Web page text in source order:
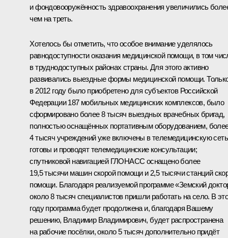
и фондовооружённость здравоохранения увеличились
чем на треть.
Хотелось бы отметить, что особое внимание уделялось
равнодоступности оказания медицинской помощи, в том
в труднодоступных районах страны. Для этого активно
развивались выездные формы медицинской помощи.
в 2012 году было приобретено для субъектов Российской
Федерации 187 мобильных медицинских комплексов, было
сформировано более 8 тысяч выездных врачебных бригад,
полностью оснащённых портативным оборудованием,
4 тысяч учреждений уже включены в телемедицинскую
готовы и проводят телемедицинские консультации;
спутниковой навигацией ГЛОНАСС оснащено более
19,5 тысячи машин скорой помощи и 2,5 тысячи станций
помощи. Благодаря реализуемой программе «Земский
около 8 тысяч специалистов пришли работать на село. В
году программа будет продолжена и, благодаря Вашему
решению, Владимир Владимирович, будет распространена
на рабочие посёлки, около 5 тысяч дополнительно придёт